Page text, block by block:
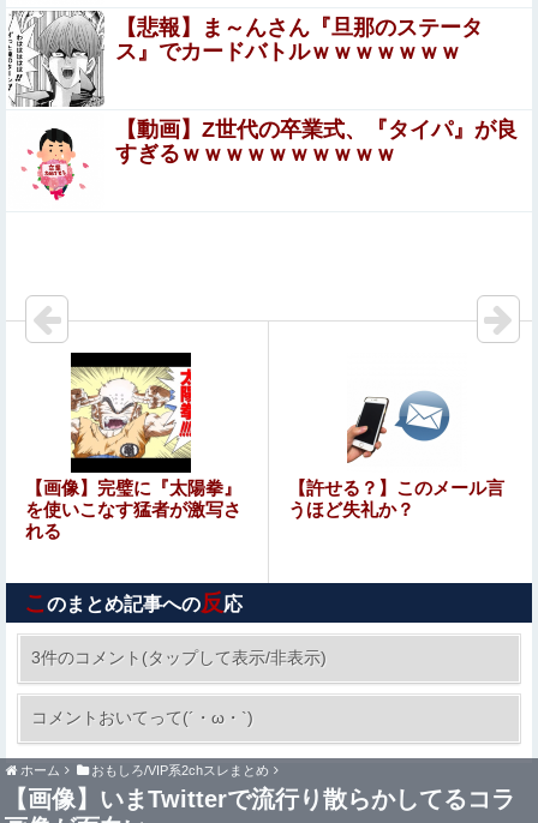
ロシア。
息子のオ●ニーを発見したワイの嫁、全ての対応を間違え
てしまう…
伊藤百花の仕事バンバン取ってくるDHの営業担当凄く
ないか？今年のボーナス凄いことになりそう！！
【AKB48いともも】
井上清華アナ 「朗読劇」ヴィジュアル撮影！！【GIF動
「日本国内じゃ全然報道されない」と得意げな様子を見せ
るも……
スコットランドの古いホテルに来た日本人客、元ハウスメ
イド用の最上階の部屋に泊まっていたら……
【唖然】平成前期のギャルJK「茶髪です。超ミニです。
ルーズです。下着はテカテカか豹柄です」⇒！！！
影山優佳、赤ランジェリー×網タイツがスケベ過ぎる！只
の痴女だろ・・・
【動画】経験の少なそうな地味巨乳♀、いきなり同人AVで
生挿入セックスしてしまう。 日本終わりすぎだろ・・・
「ドラクエ11」攻略感想(54/クリア後)マルティ
ナの「しんぴのビスチェ」可愛い！そしてメドロ
ーアやギガバーストきたー！
【甲子園速報】神村学園、九州対決を制し1回戦突破→東
筑に「もうちょっと粘れ」温かいエールｗｗｗ他
【悲報】ま～んさん『旦那のステータ
ス』でカードバトルｗｗｗｗｗｗｗ
【動画】Z世代の卒業式、『タイパ』が良
すぎるｗｗｗｗｗｗｗｗｗｗ
【画像】完璧に『太陽拳』
を使いこなす猛者が激写さ
れる
【許せる？】このメール言
うほど失礼か？
このまとめ記事への反応
3件のコメント(タップして表示/非表示)
コメントおいてって(´・ω・`)
ホーム おもしろ/VIP系2chスレまとめ
【画像】いまTwitterで流行り散らかしてるコラ